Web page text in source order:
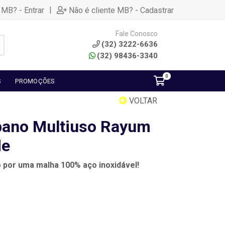
- Entrar | Não é cliente MB? - Cadastrar
Fale Conosco
(32) 3222-6636
(32) 98436-3340
PROMOÇÕES
0
VOLTAR
Multiuso Rayum
uma malha 100% aço inoxidável!